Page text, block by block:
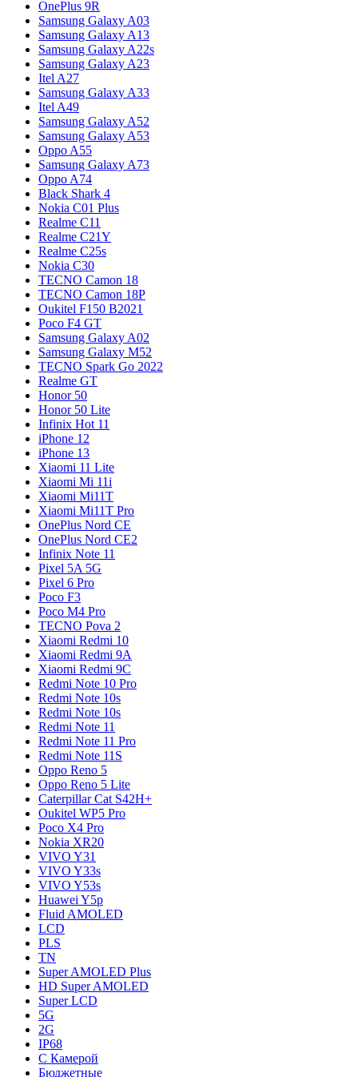
OnePlus 9R
Samsung Galaxy A03
Samsung Galaxy A13
Samsung Galaxy A22s
Samsung Galaxy A23
Itel A27
Samsung Galaxy A33
Itel A49
Samsung Galaxy A52
Samsung Galaxy A53
Oppo A55
Samsung Galaxy A73
Oppo A74
Black Shark 4
Nokia C01 Plus
Realme C11
Realme C21Y
Realme C25s
Nokia C30
TECNO Camon 18
TECNO Camon 18P
Oukitel F150 B2021
Poco F4 GT
Samsung Galaxy A02
Samsung Galaxy M52
TECNO Spark Go 2022
Realme GT
Honor 50
Honor 50 Lite
Infinix Hot 11
iPhone 12
iPhone 13
Xiaomi 11 Lite
Xiaomi Mi 11i
Xiaomi Mi11T
Xiaomi Mi11T Pro
OnePlus Nord CE
OnePlus Nord CE2
Infinix Note 11
Pixel 5A 5G
Pixel 6 Pro
Poco F3
Poco M4 Pro
TECNO Pova 2
Xiaomi Redmi 10
Xiaomi Redmi 9A
Xiaomi Redmi 9C
Redmi Note 10 Pro
Redmi Note 10s
Redmi Note 10s
Redmi Note 11
Redmi Note 11 Pro
Redmi Note 11S
Oppo Reno 5
Oppo Reno 5 Lite
Caterpillar Cat S42H+
Oukitel WP5 Pro
Poco X4 Pro
Nokia XR20
VIVO Y31
VIVO Y33s
VIVO Y53s
Huawei Y5p
Fluid AMOLED
LCD
PLS
TN
Super AMOLED Plus
HD Super AMOLED
Super LCD
5G
2G
IP68
С Камерой
Бюджетные